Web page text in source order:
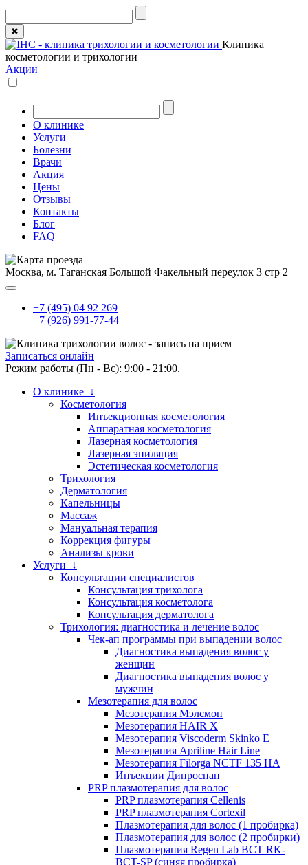
✖
Клиника
косметологии и трихологии
Акции
О клинике
Услуги
Болезни
Врачи
Акция
Цены
Отзывы
Контакты
Блог
FAQ
Москва, м. Таганская Большой Факельный переулок 3 стр 2
+7 (495) 04 92 269
+7 (926) 991-77-44
Записаться онлайн
Режим работы (Пн - Вс): 9:00 - 21:00.
О клинике ↓
Косметология
Инъекционная косметология
Аппаратная косметология
Лазерная косметология
Лазерная эпиляция
Эстетическая косметология
Трихология
Дерматология
Капельницы
Массаж
Мануальная терапия
Коррекция фигуры
Анализы крови
Услуги ↓
Консультации специалистов
Консультация трихолога
Консультация косметолога
Консультация дерматолога
Трихология: диагностика и лечение волос
Чек-ап программы при выпадении волос
Диагностика выпадения волос у
женщин
Диагностика выпадения волос у
мужчин
Мезотерапия для волос
Мезотерапия Мэлсмон
Мезотерапия HAIR X
Мезотерапия Viscoderm Skinko E
Мезотерапия Apriline Hair Line
Мезотерапия Filorga NCTF 135 HA
Инъекции Дипроспан
PRP плазмотерапия для волос
PRP плазмотерапия Cellenis
PRP плазмотерапия Cortexil
Плазмотерапия для волос (1 пробирка)
Плазмотерапия для волос (2 пробирки)
Плазмотерапия Regen Lab BCT RK-
BCT-SP (синяя пробирка)